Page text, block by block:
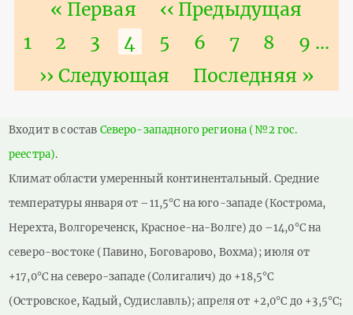
страниц
Первая
страница
« Первая
Предыдущая
страница
‹‹ Предыдущая
Страница
1 Страница
2 Страница
3
Текущая
страница
4 Страница
5 Страница
6 Страница
7 8 9 …
Следующая
›› Следующая
Последняя
Последняя »
Входит в состав Северо-западного региона (№2 гос.
реестра).
Климат области умеренный континентальный. Средние
температуры января от –11,5°С на юго-западе (Кострома,
Нерехта, Волгореченск, Красное-на-Волге) до –14,0°С на
северо-востоке (Павино, Боговарово, Вохма); июля от
+17,0°С на северо-западе (Солигалич) до +18,5°С
(Островское, Кадый, Судиславль); апреля от +2,0°С до +3,5°С;